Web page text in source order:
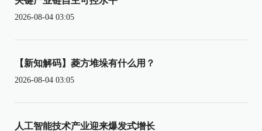
2026-08-04 03:05
【新知解码】菱方堆垛有什么用？
2026-08-04 03:05
人工智能技术产业迎来爆发式增长